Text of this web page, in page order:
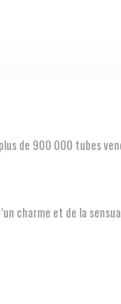
de 900 000 tubes
charme et de la